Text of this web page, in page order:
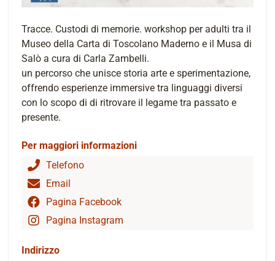
Tracce. Custodi di memorie. workshop per adulti tra il
Museo della Carta di Toscolano Maderno e il Musa di
Salò a cura di Carla Zambelli.
un percorso che unisce storia arte e sperimentazione,
offrendo esperienze immersive tra linguaggi diversi
con lo scopo di di ritrovare il legame tra passato e
presente.
Per maggiori informazioni
Telefono
Email
Pagina Facebook
Pagina Instagram
Indirizzo